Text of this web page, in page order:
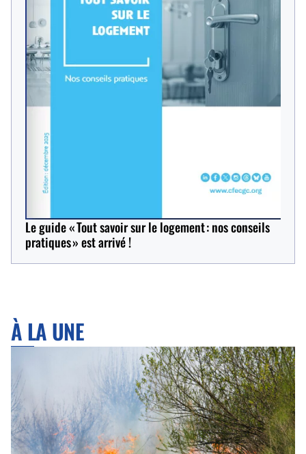
Le guide « Tout savoir sur le logement : nos conseils
pratiques » est arrivé !
À LA UNE